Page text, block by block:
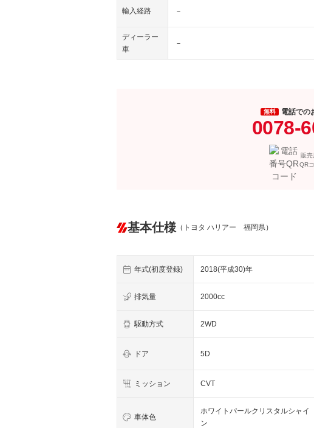
輸入経路 －
ディーラー
車
－
無料 電話での
0078-
販
QR
基本仕様 （トヨタ ハリアー 福岡県）
年式(初度登録) 2018(平成30)年
排気量 2000cc
駆動方式 2WD
ドア 5D
ミッション CVT
車体色
ホワイトパールクリスタルシャイ
ン